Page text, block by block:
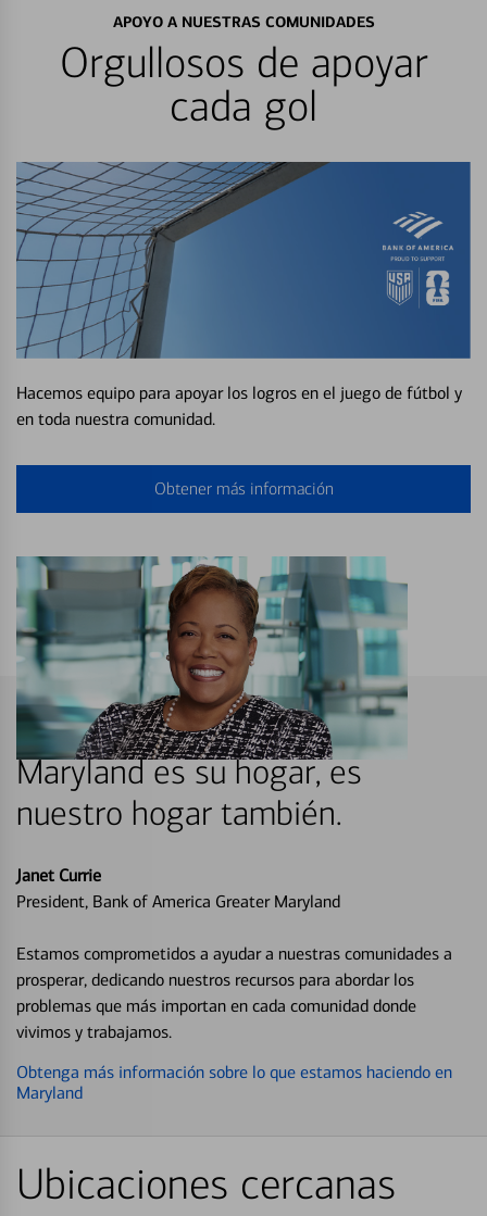
APOYO A NUESTRAS COMUNIDADES
Orgullosos de apoyar
cada gol
Hacemos equipo para apoyar los logros en el juego de fútbol y
en toda nuestra comunidad.
Obtener más información
Maryland es su hogar, es
nuestro hogar también.
Janet Currie
President, Bank of America Greater Maryland
Estamos comprometidos a ayudar a nuestras comunidades a
prosperar, dedicando nuestros recursos para abordar los
problemas que más importan en cada comunidad donde
vivimos y trabajamos.
Obtenga más información sobre lo que estamos haciendo en
Maryland
Ubicaciones cercanas